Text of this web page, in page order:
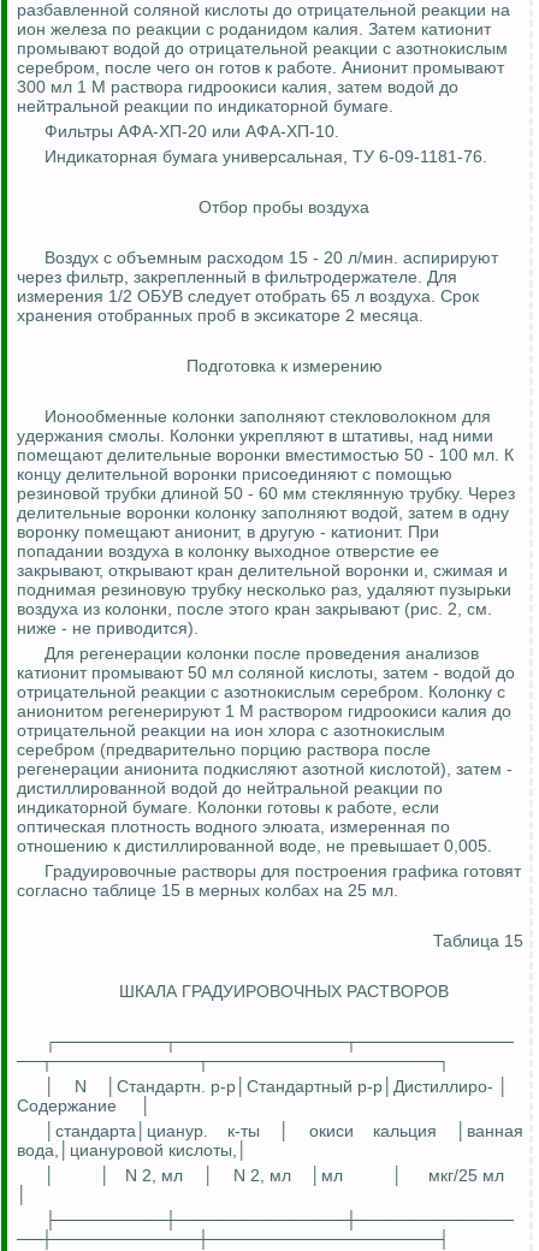
разбавленной соляной кислоты до отрицательной реакции на
ион железа по реакции с роданидом калия. Затем катионит
промывают водой до отрицательной реакции с азотнокислым
серебром, после чего он готов к работе. Анионит промывают
300 мл 1 М раствора гидроокиси калия, затем водой до
нейтральной реакции по индикаторной бумаге.
Фильтры АФА-ХП-20 или АФА-ХП-10.
Индикаторная бумага универсальная, ТУ 6-09-1181-76.
Отбор пробы воздуха
Воздух с объемным расходом 15 - 20 л/мин. аспирируют
через фильтр, закрепленный в фильтродержателе. Для
измерения 1/2 ОБУВ следует отобрать 65 л воздуха. Срок
хранения отобранных проб в эксикаторе 2 месяца.
Подготовка к измерению
Ионообменные колонки заполняют стекловолокном для
удержания смолы. Колонки укрепляют в штативы, над ними
помещают делительные воронки вместимостью 50 - 100 мл. К
концу делительной воронки присоединяют с помощью
резиновой трубки длиной 50 - 60 мм стеклянную трубку. Через
делительные воронки колонку заполняют водой, затем в одну
воронку помещают анионит, в другую - катионит. При
попадании воздуха в колонку выходное отверстие ее
закрывают, открывают кран делительной воронки и, сжимая и
поднимая резиновую трубку несколько раз, удаляют пузырьки
воздуха из колонки, после этого кран закрывают (рис. 2, см.
ниже - не приводится).
Для регенерации колонки после проведения анализов
катионит промывают 50 мл соляной кислоты, затем - водой до
отрицательной реакции с азотнокислым серебром. Колонку с
анионитом регенерируют 1 М раствором гидроокиси калия до
отрицательной реакции на ион хлора с азотнокислым
серебром (предварительно порцию раствора после
регенерации анионита подкисляют азотной кислотой), затем -
дистиллированной водой до нейтральной реакции по
индикаторной бумаге. Колонки готовы к работе, если
оптическая плотность водного элюата, измеренная по
отношению к дистиллированной воде, не превышает 0,005.
Градуировочные растворы для построения графика готовят
согласно таблице 15 в мерных колбах на 25 мл.
Таблица 15
ШКАЛА ГРАДУИРОВОЧНЫХ РАСТВОРОВ
┌─────────┬──────────────┬─────────────
──┬────────────┬───────────────────┐
N │Стандартн. р-р│Стандартный р-р│Дистиллиро-
Содержание
│стандарта│цианур. к-ты │ окиси кальция │ванная
вода,│циануровой кислоты,│
N 2, мл N 2, мл мл
мкг/25 мл
├─────────┼──────────────┼─────────────
──┼────────────┼───────────────────┤